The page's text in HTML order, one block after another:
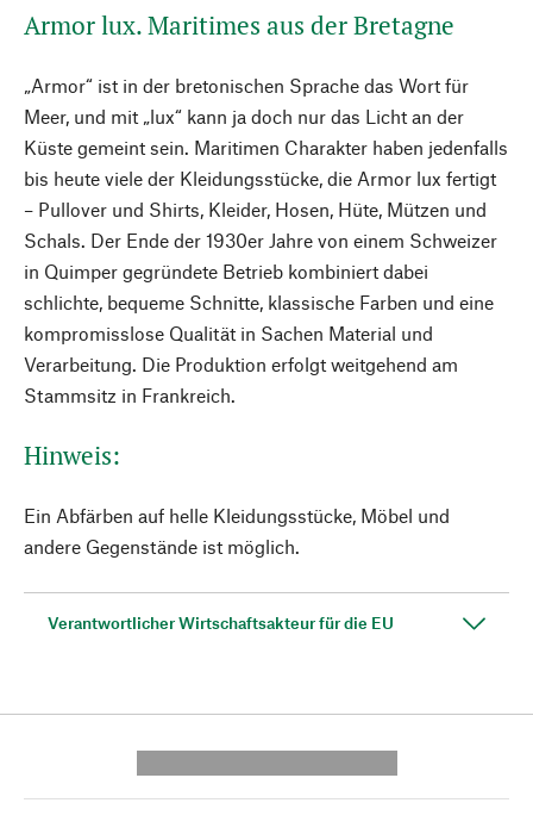
Armor lux. Maritimes aus der Bretagne
„Armor“ ist in der bretonischen Sprache das Wort für
Meer, und mit „lux“ kann ja doch nur das Licht an der
Küste gemeint sein. Maritimen Charakter haben jedenfalls
bis heute viele der Kleidungsstücke, die Armor lux fertigt
– Pullover und Shirts, Kleider, Hosen, Hüte, Mützen und
Schals. Der Ende der 1930er Jahre von einem Schweizer
in Quimper gegründete Betrieb kombiniert dabei
schlichte, bequeme Schnitte, klassische Farben und eine
kompromisslose Qualität in Sachen Material und
Verarbeitung. Die Produktion erfolgt weitgehend am
Stammsitz in Frankreich.
Hinweis:
Ein Abfärben auf helle Kleidungsstücke, Möbel und
andere Gegenstände ist möglich.
Verantwortlicher Wirtschaftsakteur für die EU